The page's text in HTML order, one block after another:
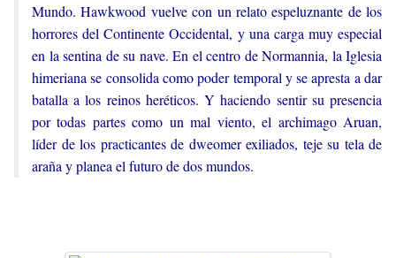
Mundo. Hawkwood vuelve con un relato espeluznante de los
horrores del Continente Occidental, y una carga muy especial
en la sentina de su nave. En el centro de Normannia, la Iglesia
himeriana se consolida como poder temporal y se apresta a dar
batalla a los reinos heréticos. Y haciendo sentir su presencia
por todas partes como un mal viento, el archimago Aruan,
líder de los practicantes de dweomer exiliados, teje su tela de
araña y planea el futuro de dos mundos.